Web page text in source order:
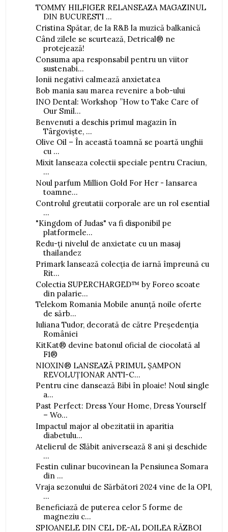
TOMMY HILFIGER RELANSEAZA MAGAZINUL
DIN BUCURESTI ...
Cristina Spătar, de la R&B la muzică balkanică
Când zilele se scurtează, Detrical® ne
protejează!
Consuma apa responsabil pentru un viitor
sustenabi...
Ionii negativi calmează anxietatea
Bob mania sau marea revenire a bob-ului
INO Dental: Workshop ”How to Take Care of
Our Smil...
Benvenuti a deschis primul magazin în
Târgoviște, ...
Olive Oil – În această toamnă se poartă unghii
cu ...
Mixit lanseaza colectii speciale pentru Craciun,
...
Noul parfum Million Gold For Her - lansarea
toamne...
Controlul greutatii corporale are un rol esential
...
"Kingdom of Judas" va fi disponibil pe
platformele...
Redu-ți nivelul de anxietate cu un masaj
thailandez
Primark lansează colecția de iarnă împreună cu
Rit...
Colectia SUPERCHARGED™ by Foreo scoate
din palarie...
Telekom Romania Mobile anunță noile oferte
de sărb...
Iuliana Tudor, decorată de către Președenția
României
KitKat® devine batonul oficial de ciocolată al
F1®
NIOXIN® LANSEAZĂ PRIMUL ȘAMPON
REVOLUȚIONAR ANTI-C...
Pentru cine dansează Bibi în ploaie! Noul single
a...
Past Perfect: Dress Your Home, Dress Yourself
– Wo...
Impactul major al obezitatii in aparitia
diabetulu...
Atelierul de Slăbit aniversează 8 ani și deschide
...
Festin culinar bucovinean la Pensiunea Somara
din ...
Vraja sezonului de Sărbători 2024 vine de la OPI,
...
Beneficiază de puterea celor 5 forme de
magneziu c...
SPIOANELE DIN CEL DE-AL DOILEA RĂZBOI